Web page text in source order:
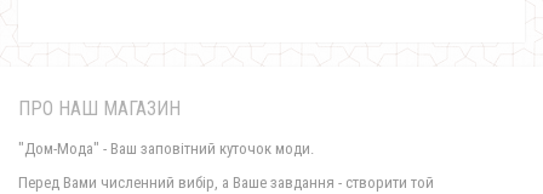
ПРО НАШ МАГАЗИН
"Дом-Мода" - Ваш заповітний куточок моди.
Перед Вами численний вибір, а Ваше завдання - створити той